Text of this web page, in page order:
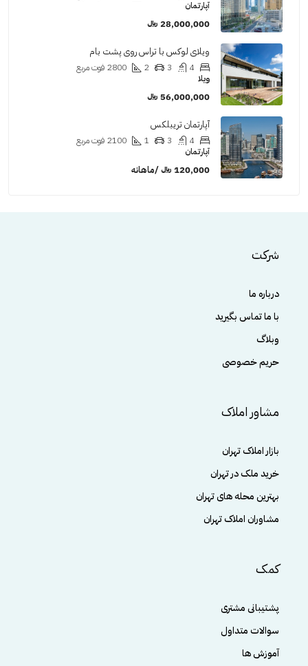
آپارتمان
28,000,000 ﷼
ویلای لوکس با تراس روی پشت بام
4
3
2
2800 فوت مربع
ویلا
56,000,000 ﷼
آپارتمان تریبلکس
4
3
1
2100 فوت مربع
آپارتمان
120,000 ﷼ /ماهانه
شرکت
درباره ما
با ما تماس بگیرید
وبلاگ
حریم خصوصی
مشاور املاک
بازار املاک تهران
خرید ملک در تهران
بهترین محله های تهران
مشاوران املاک تهران
کمک
پشتیبانی مشتری
سوالات متداول
آموزش ها